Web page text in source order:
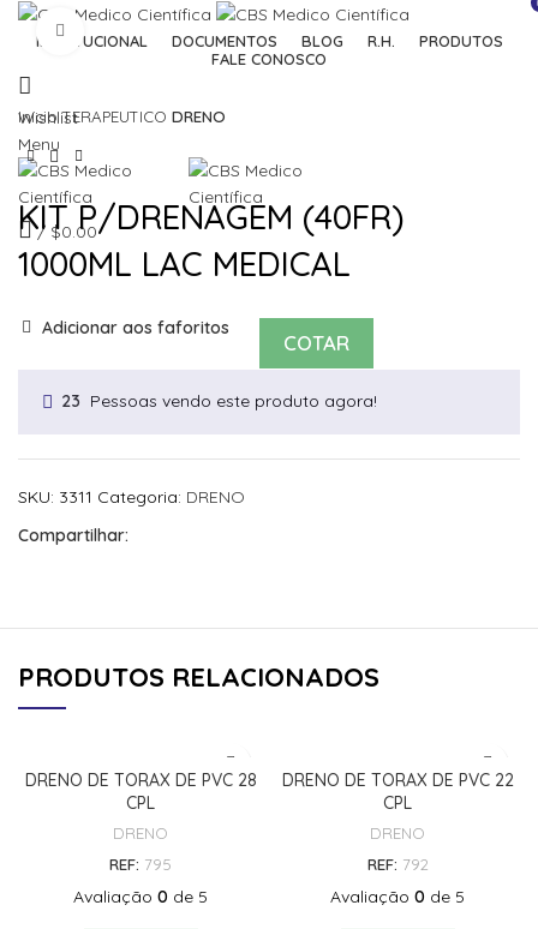
INSTITUCIONAL DOCUMENTOS BLOG R.H.
PRODUTOS
FALE CONOSCO
Wishlist
Menu
/ $0.00
InícioTERAPEUTICO DRENO
KIT P/DRENAGEM (40FR)
1000ML LAC MEDICAL
Adicionar aos faforitos
COTAR
23 Pessoas vendo este produto agora!
SKU: 3311 Categoria: DRENO
Compartilhar:
PRODUTOS RELACIONADOS
DRENO DE TORAX DE PVC 28
CPL
DRENO
REF: 795
Avaliação 0 de 5
DRENO DE TORAX DE PVC 22
CPL
DRENO
REF: 792
Avaliação 0 de 5